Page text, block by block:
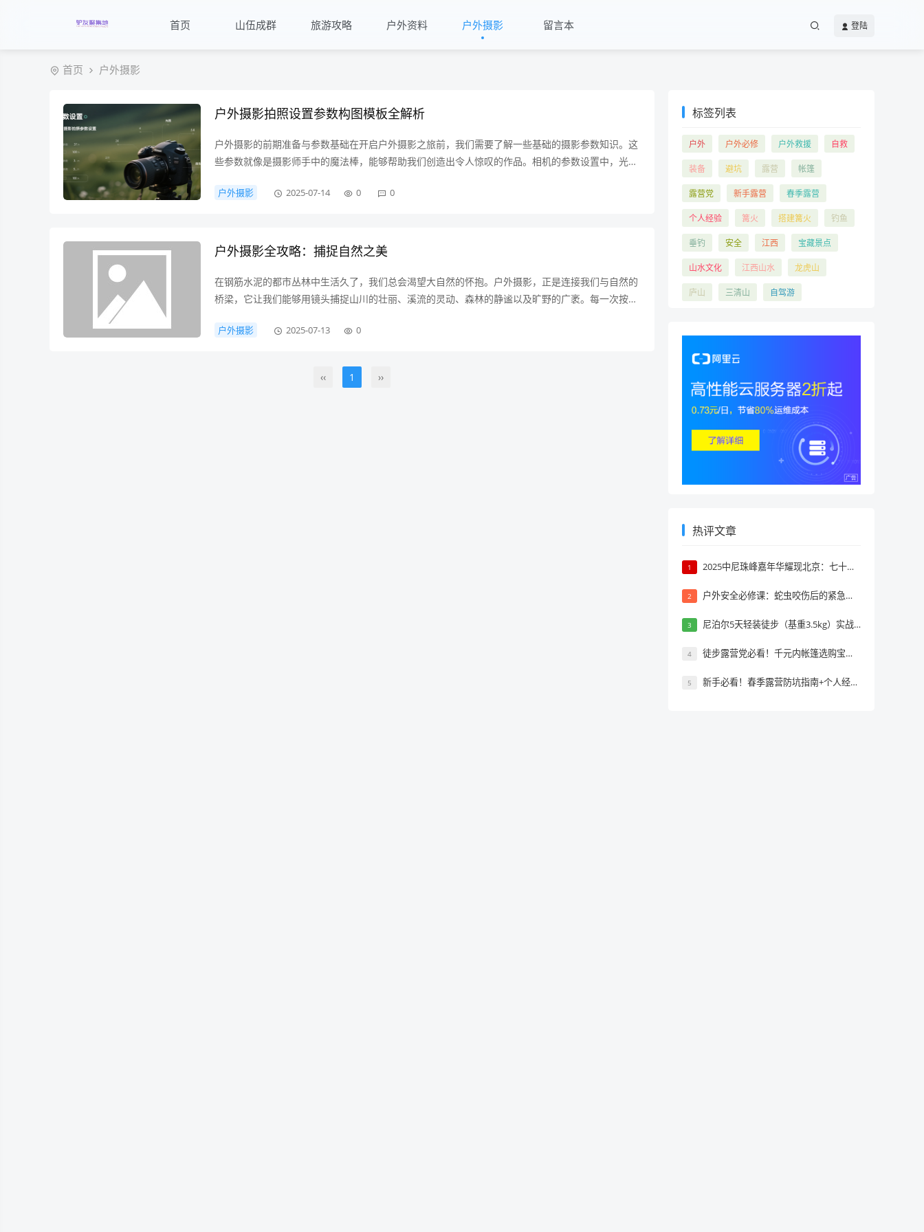
首页 山伍成群 旅游攻略 户外资料 户外摄影 留言本 登陆
首页 户外摄影
户外摄影拍照设置参数构图模板全解析
户外摄影的前期准备与参数基础在开启户外摄影之旅前，我们需要了解一些基础的摄影参数知识。这
些参数就像是摄影师手中的魔法棒，能够帮助我们创造出令人惊叹的作品。相机的参数设置中，光
景深效果。大光圈可以使背景虚化，突出主体；小光圈则能让整个画面都保持清晰。快门速度决定了
户外摄影 2025-07-14 0 0
户外摄影全攻略：捕捉自然之美
在钢筋水泥的都市丛林中生活久了，我们总会渴望大自然的怀抱。户外摄影，正是连接我们与自然的
桥梁，它让我们能够用镜头捕捉山川的壮丽、溪流的灵动、森林的静谧以及旷野的广袤。每一次按下
奥秘。 一、场景选择 户外摄影的场景丰富多样，每一种场景都有其独特的魅力和拍摄要点。 （一）
户外摄影 2025-07-13 0
‹‹ 1 ››
标签列表
户外 户外必修 户外救援 自救
装备 避坑 露营 帐篷
露营党 新手露营 春季露营
个人经验 篝火 搭建篝火 钓鱼
垂钓 安全 江西 宝藏景点
山水文化 江西山水 龙虎山
庐山 三清山 自驾游
热评文章
1 2025中尼珠峰嘉年华耀现北京：七十年携手，共探巅峰文旅新境
2 户外安全必修课：蛇虫咬伤后的紧急自救与应对策略
3 尼泊尔5天轻装徒步（基重3.5kg）实战装备攻略｜亲历者避坑指南
4 徒步露营党必看！千元内帐篷选购宝典与热门款测评
5 新手必看！春季露营防坑指南+个人经验全总结